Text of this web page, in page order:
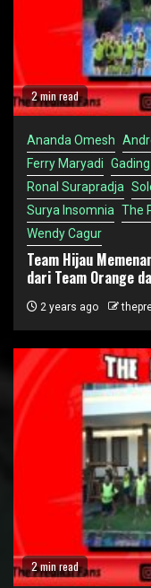
2 min read
Ananda Omesh
Ferry Maryadi
Ronal Surapradja
Surya Insomnia The
Wendy Cagur
Team Hijau
dari Team Orange
2 years ago
2 min read